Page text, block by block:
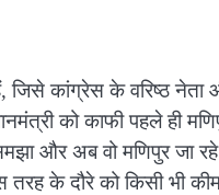
हैं, जिसे कांग्रेस के वरिष्ठ
को काफी पहले ही
और अब वो मणिपुर जा रहे
के दौरे को किसी भी